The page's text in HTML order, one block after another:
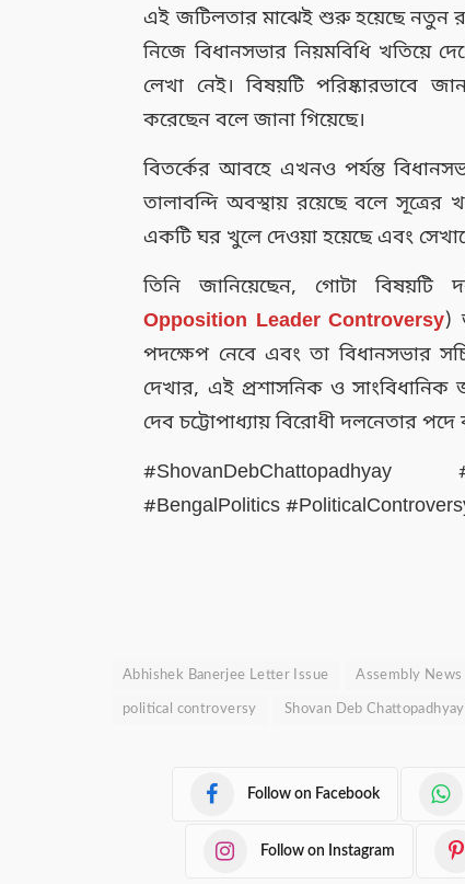
এই জটিলতার মাঝেই শুরু হয়েছে নতুন
নিজে বিধানসভার নিয়মবিধি খতিয়ে
লেখা নেই। বিষয়টি
করেছেন বলে জানা গিয়েছে।
বিতর্কের আবহে এখনও পর্যন্ত
তালাবন্দি অবস্থায় রয়েছে বলে
একটি ঘর খুলে দেওয়া হয়েছে এবং
তিনি জানিয়েছেন, গোটা বিষয়টি
Opposition Leader Controversy)
পদক্ষেপ নেবে এবং তা বিধানসভার
দেখার, এই প্রশাসনিক ও
দেব চট্টোপাধ্যায় বিরোধী দলনেতার
#ShovanDebChattopadhyay
#BengalPolitics
Abhishek Banerjee Letter Issue Assembly News
political controversy Shovan Deb
Follow on Facebook
Follow on Instagram